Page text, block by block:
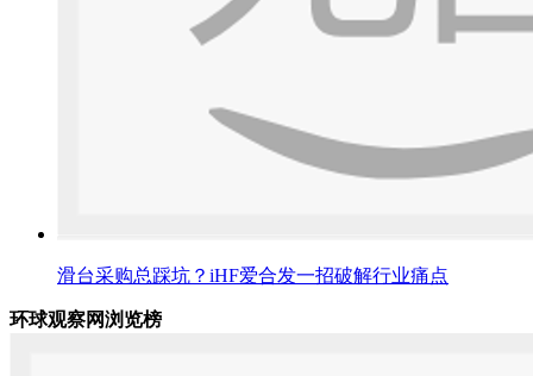
滑台采购总踩坑？iHF爱合发一招破解行业痛点
环球观察网浏览榜